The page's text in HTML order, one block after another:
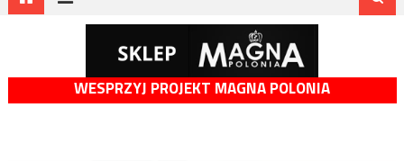
WESPRZYJ PROJEKT MAGNA POLONIA